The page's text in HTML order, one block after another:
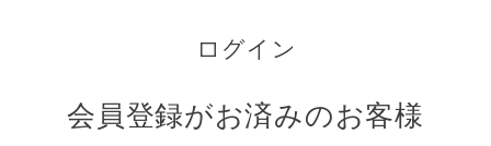
ログイン
会員登録がお済みのお客様